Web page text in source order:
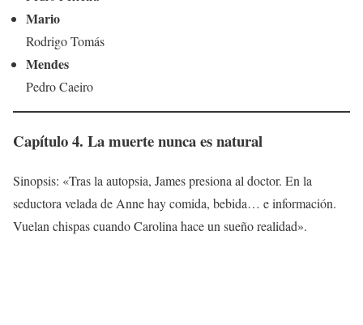
Mario
Rodrigo Tomás
Mendes
Pedro Caeiro
Capítulo 4. La muerte nunca es natural
Sinopsis: «Tras la autopsia, James presiona al doctor. En la
seductora velada de Anne hay comida, bebida… e información.
Vuelan chispas cuando Carolina hace un sueño realidad».